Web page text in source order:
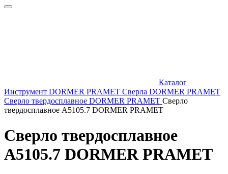
Каталог
Инструмент DORMER PRAMET Сверла DORMER PRAMET
Сверло твердосплавное DORMER PRAMET Сверло
твердосплавное A5105.7 DORMER PRAMET
Сверло твердосплавное
A5105.7 DORMER PRAMET